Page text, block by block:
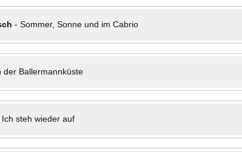
- Sommer, Sonne und im Cabrio
der Ballermannküste
Ich steh wieder auf